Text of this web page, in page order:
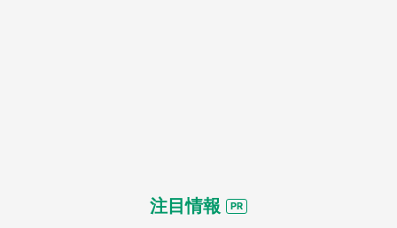
注目情報